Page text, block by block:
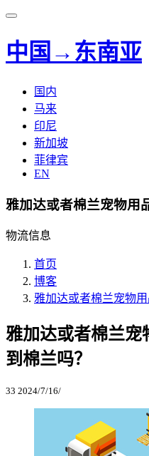
中国→东南亚
国内
马来
印尼
新加坡
菲律宾
EN
雅加达或者棉兰宠物用
物流信息
首页
博客
雅加达或者棉兰宠物
雅加达或者棉兰宠
到棉兰吗？
33 2024/7/16/